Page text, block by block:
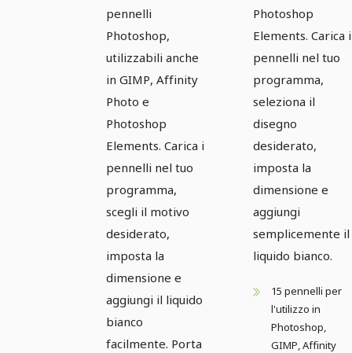
pennelli
Photoshop,
utilizzabili anche
in GIMP, Affinity
Photo e
Photoshop
Elements. Carica i
pennelli nel tuo
programma,
scegli il motivo
desiderato,
imposta la
dimensione e
aggiungi il liquido
bianco
facilmente. Porta
Photoshop
Elements. Carica i
pennelli nel tuo
programma,
seleziona il
disegno
desiderato,
imposta la
dimensione e
aggiungi
semplicemente il
liquido bianco.
15 pennelli per
l'utilizzo in
Photoshop,
GIMP, Affinity